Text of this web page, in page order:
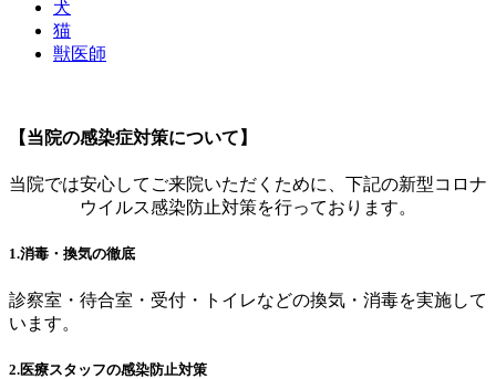
犬
猫
獣医師
【当院の感染症対策について】
当院では安心してご来院いただくために、下記の新型コロナ
ウイルス感染防止対策を行っております。
1.消毒・換気の徹底
診察室・待合室・受付・トイレなどの換気・消毒を実施して
います。
2.医療スタッフの感染防止対策